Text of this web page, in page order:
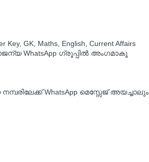
GK, Maths, English, Current Affairs
WhatsApp ഗ്രൂപ്പിൽ അംഗമാകൂ
WhatsApp മെസ്സേജ് അയച്ചാലും